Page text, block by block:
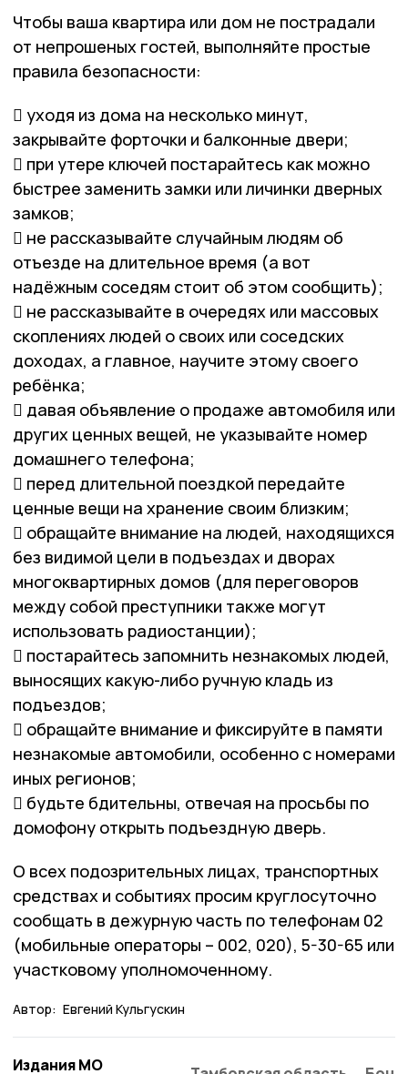
Чтобы ваша квартира или дом не пострадали
от непрошеных гостей, выполняйте простые
правила безопасности:
 уходя из дома на несколько минут,
закрывайте форточки и балконные двери;
 при утере ключей постарайтесь как можно
быстрее заменить замки или личинки дверных
замков;
 не рассказывайте случайным людям об
отъезде на длительное время (а вот
надёжным соседям стоит об этом сообщить);
 не рассказывайте в очередях или массовых
скоплениях людей о своих или соседских
доходах, а главное, научите этому своего
ребёнка;
 давая объявление о продаже автомобиля или
других ценных вещей, не указывайте номер
домашнего телефона;
 перед длительной поездкой передайте
ценные вещи на хранение своим близким;
 обращайте внимание на людей, находящихся
без видимой цели в подъездах и дворах
многоквартирных домов (для переговоров
между собой преступники также могут
использовать радиостанции);
 постарайтесь запомнить незнакомых людей,
выносящих какую-либо ручную кладь из
подъездов;
 обращайте внимание и фиксируйте в памяти
незнакомые автомобили, особенно с номерами
иных регионов;
 будьте бдительны, отвечая на просьбы по
домофону открыть подъездную дверь.
О всех подозрительных лицах, транспортных
средствах и событиях просим круглосуточно
сообщать в дежурную часть по телефонам 02
(мобильные операторы – 002, 020), 5-30-65 или
участковому уполномоченному.
Автор: Евгений Кульгускин
Издания МО